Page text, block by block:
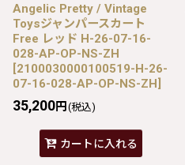
Angelic Pretty / Vintage
Toysジャンパースカート
Free レッド H-26-07-16-
028-AP-OP-NS-ZH
[2100030000100519-H-26-
07-16-028-AP-OP-NS-ZH]
35,200円 (税込)
カートに入れる